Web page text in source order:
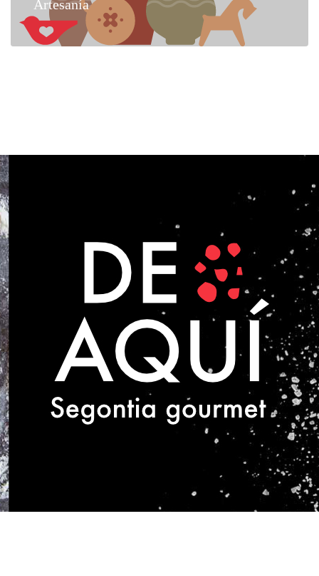
Artesanía